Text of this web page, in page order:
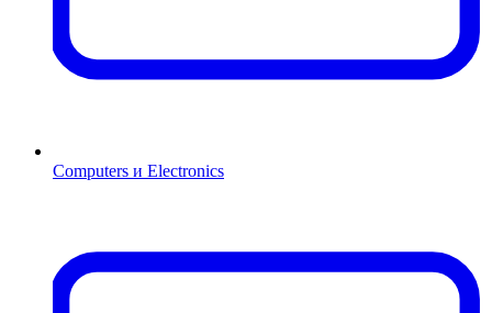
Computers и Electronics